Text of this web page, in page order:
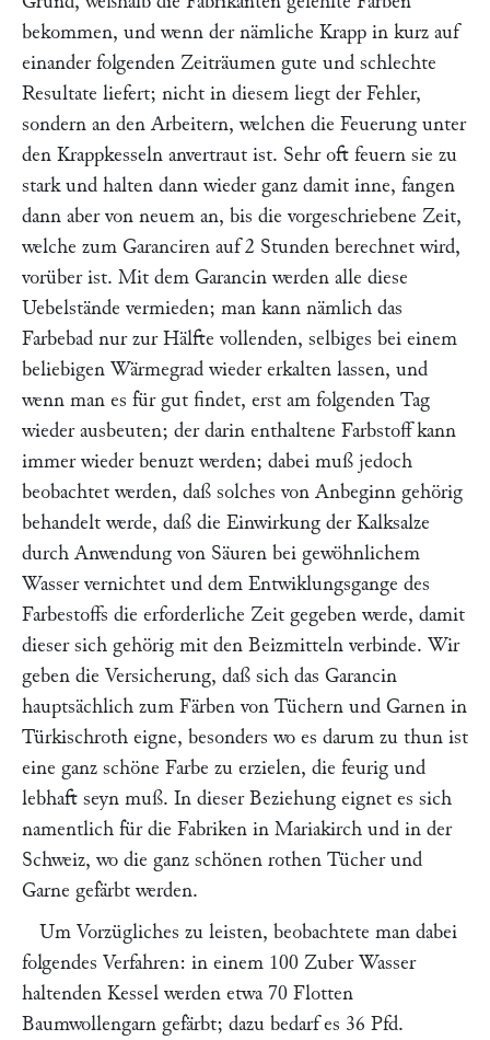
bekommen, und wenn der nämliche Krapp in kurz auf
einander folgenden Zeiträumen gute und schlechte
Resultate liefert; nicht in diesem liegt der Fehler,
sondern an den Arbeitern, welchen die Feuerung unter
den Krappkesseln anvertraut ist. Sehr oft feuern sie zu
stark und halten dann wieder ganz damit inne, fangen
dann aber von neuem an, bis die vorgeschriebene Zeit,
welche zum Garanciren auf 2 Stunden berechnet wird,
vorüber ist. Mit dem Garancin werden alle diese
Uebelstände vermieden; man kann nämlich das
Farbebad nur zur Hälfte vollenden, selbiges bei einem
beliebigen Wärmegrad wieder erkalten lassen, und
wenn man es für gut findet, erst am folgenden Tag
wieder ausbeuten; der darin enthaltene Farbstoff kann
immer wieder benuzt werden; dabei muß jedoch
beobachtet werden, daß solches von Anbeginn gehörig
behandelt werde, daß die Einwirkung der Kalksalze
durch Anwendung von Säuren bei gewöhnlichem
Wasser vernichtet und dem Entwiklungsgange des
Farbestoffs die erforderliche Zeit gegeben werde, damit
dieser sich gehörig mit den Beizmitteln verbinde. Wir
geben die Versicherung, daß sich das Garancin
hauptsächlich zum Färben von Tüchern und Garnen in
Türkischroth eigne, besonders wo es darum zu thun ist
eine ganz schöne Farbe zu erzielen, die feurig und
lebhaft seyn muß. In dieser Beziehung eignet es sich
namentlich für die Fabriken in Mariakirch und in der
Schweiz, wo die ganz schönen rothen Tücher und
Garne gefärbt werden.
Um Vorzügliches zu leisten, beobachtete man dabei
folgendes Verfahren: in einem 100 Zuber Wasser
haltenden Kessel werden etwa 70 Flotten
Baumwollengarn gefärbt; dazu bedarf es 36 Pfd.